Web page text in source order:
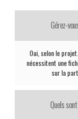
Gérez-
Oui, selon le
nécessitent une
sur la
Quels